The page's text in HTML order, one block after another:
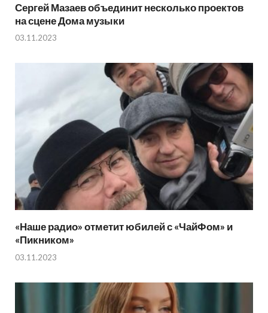
Сергей Мазаев объединит несколько проектов
на сцене Дома музыки
03.11.2023
«Наше радио» отметит юбилей с «ЧайФом» и
«Пикником»
03.11.2023